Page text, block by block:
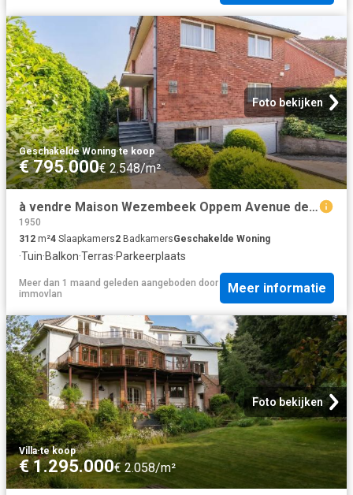
Foto bekijken
Geschakelde Woning·te koop
€ 795.000€ 2.548/m²
à vendre Maison Wezembeek Oppem Avenue des Crocus
1950
312 m²4 Slaapkamers2 BadkamersGeschakelde Woning
·Tuin·Balkon·Terras·Parkeerplaats
Meer dan 1 maand geleden aangeboden door
immovlan
Meer informatie
Foto bekijken
Villa·te koop
€ 1.295.000€ 2.058/m²